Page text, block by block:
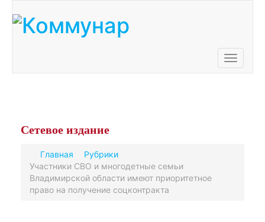
Toggle
Сетевое издание
Главная
Рубрики
Участники СВО и многодетные семьи
Владимирской области имеют приоритетное
право на получение соцконтракта